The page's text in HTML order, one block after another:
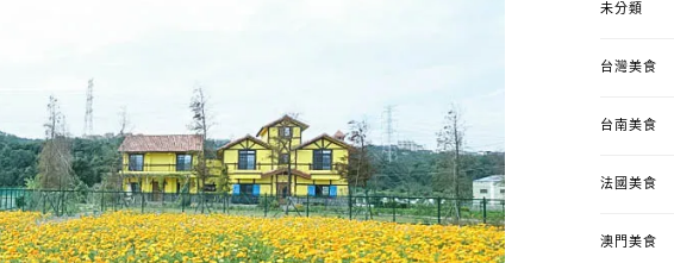
未分類
台灣美食
台南美食
法國美食
澳門美食